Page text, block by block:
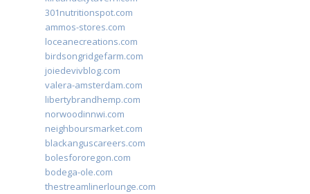
301nutritionspot.com
ammos-stores.com
loceanecreations.com
birdsongridgefarm.com
joiedevivblog.com
valera-amsterdam.com
libertybrandhemp.com
norwoodinnwi.com
neighboursmarket.com
blackanguscareers.com
bolesfororegon.com
bodega-ole.com
thestreamlinerlounge.com